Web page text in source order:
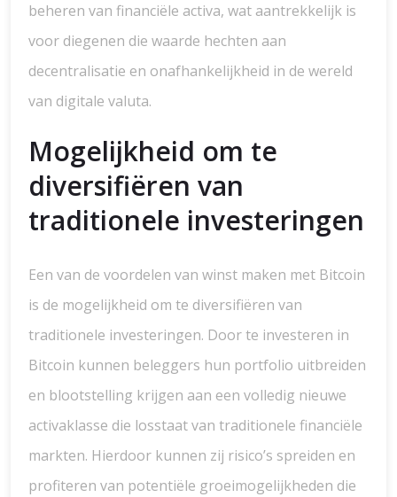
beheren van financiële activa, wat aantrekkelijk is
voor diegenen die waarde hechten aan
decentralisatie en onafhankelijkheid in de wereld
van digitale valuta.
Mogelijkheid om te
diversifiëren van
traditionele investeringen
Een van de voordelen van winst maken met Bitcoin
is de mogelijkheid om te diversifiëren van
traditionele investeringen. Door te investeren in
Bitcoin kunnen beleggers hun portfolio uitbreiden
en blootstelling krijgen aan een volledig nieuwe
activaklasse die losstaat van traditionele financiële
markten. Hierdoor kunnen zij risico’s spreiden en
profiteren van potentiële groeimogelijkheden die